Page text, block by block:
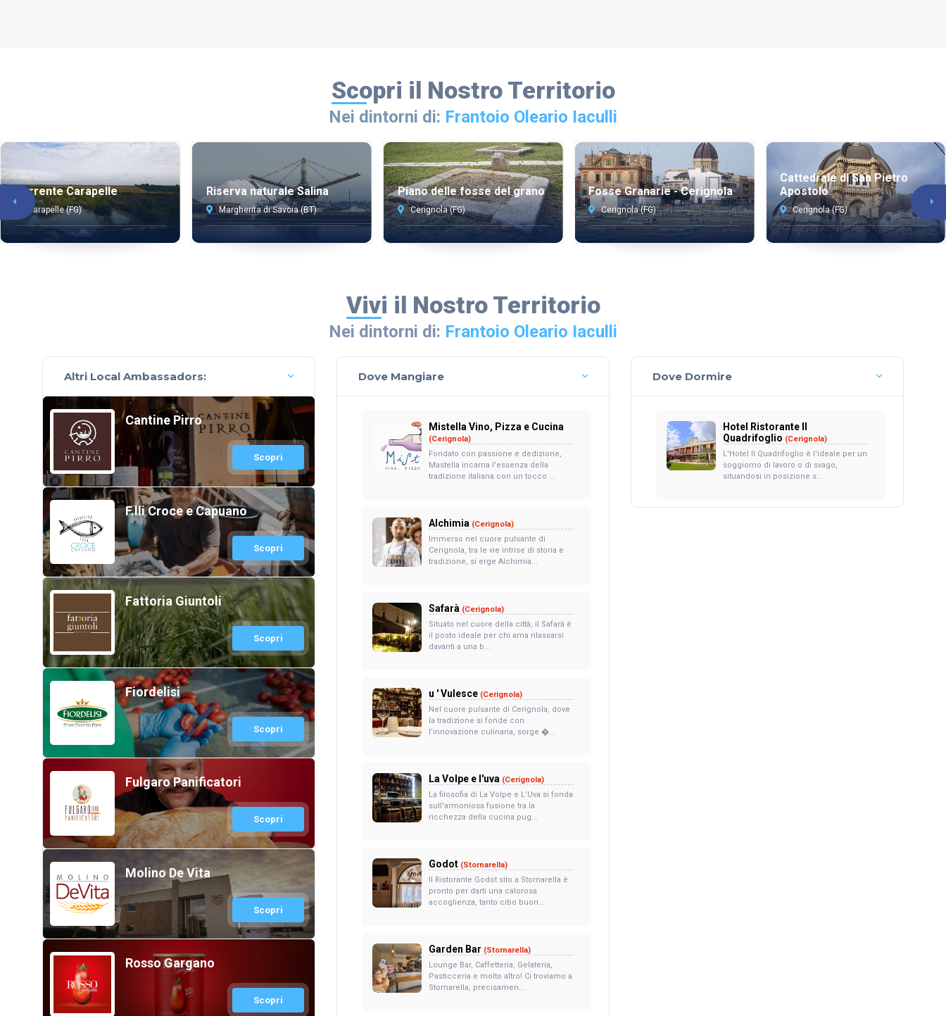
Scopri il Nostro Territorio
Nei dintorni di: Frantoio Oleario Iaculli
Torrente Carapelle
Carapelle (FG)
Riserva naturale Salina
Margherita di Savoia (BT)
Piano delle fosse del grano
Cerignola (FG)
Fosse Granarie - Cerignola
Cerignola (FG)
Cattedrale di San Pietro
Apostolo
Cerignola (FG)
Vivi il Nostro Territorio
Nei dintorni di: Frantoio Oleario Iaculli
Altri Local Ambassadors:
Cantine Pirro
Scopri
F.lli Croce e Capuano
Scopri
Fattoria Giuntoli
Scopri
Fiordelisi
Scopri
Fulgaro Panificatori
Scopri
Molino De Vita
Scopri
Rosso Gargano
Scopri
Dove Mangiare
Mistella Vino, Pizza e Cucina
(Cerignola)
Fondato con passione e dedizione,
Mastella incarna l'essenza della
tradizione italiana con un tocco ...
Alchimia (Cerignola)
Immerso nel cuore pulsante di
Cerignola, tra le vie intrise di storia e
tradizione, si erge Alchimia...
Safarà (Cerignola)
Situato nel cuore della città, il Safarà è
il posto ideale per chi ama rilassarsi
davanti a una b...
u ' Vulesce (Cerignola)
Nel cuore pulsante di Cerignola, dove
la tradizione si fonde con
l’innovazione culinaria, sorge �...
La Volpe e l'uva (Cerignola)
La filosofia di La Volpe e L’Uva si fonda
sull'armoniosa fusione tra la
ricchezza della cucina pug...
Godot (Stornarella)
Il Ristorante Godot sito a Stornarella è
pronto per darti una calorosa
accoglienza, tanto cibo buon...
Garden Bar (Stornarella)
Lounge Bar, Caffetteria, Gelateria,
Pasticceria e molto altro! Ci troviamo a
Stornarella, precisamen...
Dove Dormire
Hotel Ristorante Il
Quadrifoglio (Cerignola)
L'Hotel Il Quadrifoglio è l'ideale per un
soggiorno di lavoro o di svago,
situandosi in posizione s...